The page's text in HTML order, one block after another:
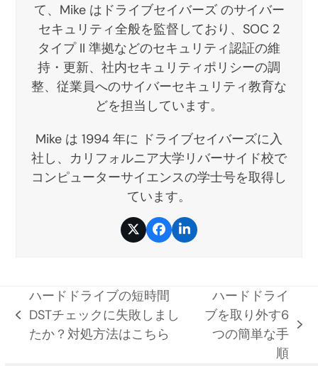
て、Mike はドライブセイバーズ のサイバー
セキュリティ全般を監督しており、SOC 2
タイプ II 準拠などのセキュリティ認証の維
持・更新、社内セキュリティポリシーの調
整、従業員へのサイバーセキュリティ教育な
どを担当しています。
Mike は 1994 年に ドライブセイバーズに入
社し、カリフォルニア大学リバーサイド校で
コンピューターサイエンスの学士号を取得し
ています。
ツ
イ
ー
フ
ェ
ブ
ッ
ク
LinkedIn
前
ハードドライブの短時間
DSTチェックに失敗しまし
たか？対処方法はこちら
次
ハードドライ
ブを取り外す6
つの簡単な手
順